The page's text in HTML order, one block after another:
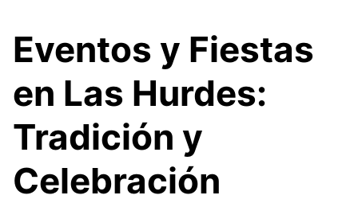
Eventos y Fiestas
en Las Hurdes:
Tradición y
Celebración